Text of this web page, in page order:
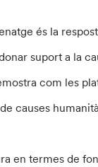
és la
suport a la
com les
causes
en termes de